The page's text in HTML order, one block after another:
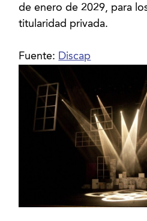
de enero de 2029, para
titularidad privada.
Fuente: Discap